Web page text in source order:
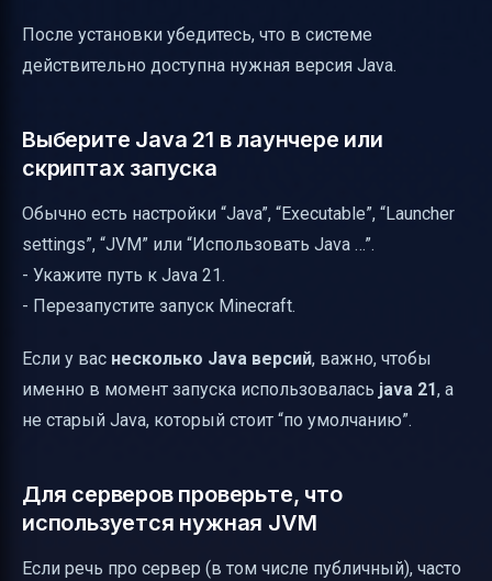
После установки убедитесь, что в системе
действительно доступна нужная версия Java.
Выберите Java 21 в лаунчере или
скриптах запуска
Обычно есть настройки “Java”, “Executable”, “Launcher
settings”, “JVM” или “Использовать Java …”.
- Укажите путь к Java 21.
- Перезапустите запуск Minecraft.
Если у вас несколько Java версий, важно, чтобы
именно в момент запуска использовалась java 21, а
не старый Java, который стоит “по умолчанию”.
Для серверов проверьте, что
используется нужная JVM
Если речь про сервер (в том числе публичный), часто